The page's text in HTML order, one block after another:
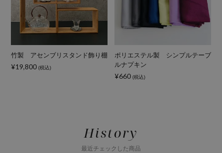
竹製 アセンブリスタンド飾り棚
¥19,800 (税込)
ポリエステル製 シンプルテーブ
ルナプキン
¥660 (税込)
History
最近チェックした商品